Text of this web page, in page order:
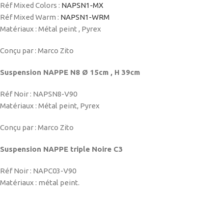
Réf Mixed Colors : NAPSN1-MX
Réf Mixed Warm : NAPSN1-WRM
Matériaux : Métal peint , Pyrex
Conçu par : Marco Zito
Suspension NAPPE N8 Ø 15cm , H 39cm
Réf Noir : NAPSN8-V90
Matériaux : Métal peint, Pyrex
Conçu par : Marco Zito
Suspension NAPPE triple Noire C3
Réf Noir : NAPC03-V90
Matériaux : métal peint.